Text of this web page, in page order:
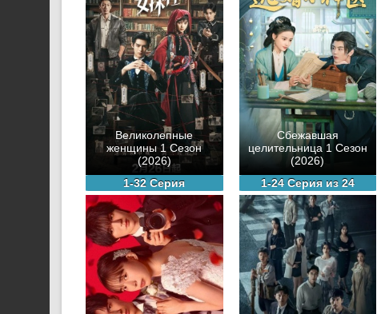
Великолепные
женщины 1 Сезон
(2026)
1-32 Серия
Сбежавшая
целительница 1 Сезон
(2026)
1-24 Серия из 24